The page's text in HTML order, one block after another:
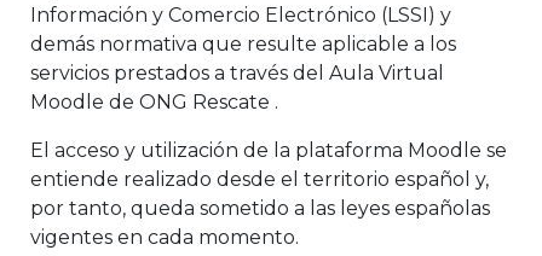
Información y Comercio Electrónico (LSSI) y
demás normativa que resulte aplicable a los
servicios prestados a través del Aula Virtual
Moodle de ONG Rescate .
El acceso y utilización de la plataforma Moodle se
entiende realizado desde el territorio español y,
por tanto, queda sometido a las leyes españolas
vigentes en cada momento.